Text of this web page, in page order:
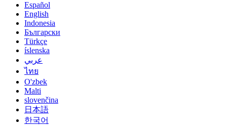
Español
English
Indonesia
Български
Türkçe
íslenska
عربي
ไทย
O'zbek
Malti
slovenčina
日本語
한국어